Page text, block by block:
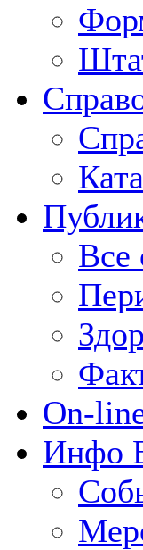
Все
On-
Инфо